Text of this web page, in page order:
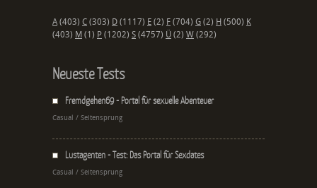
A (403) C (303) D (1117) E (2) F (704) G (2) H (500) K
(403) M (1) P (1202) S (4757) Ü (2) W (292)
Neueste Tests
Fremdgehen69 - Portal für sexuelle Abenteuer
Casual / Seitensprung
Lustagenten - Test: Das Portal für Sexdates
Casual / Seitensprung